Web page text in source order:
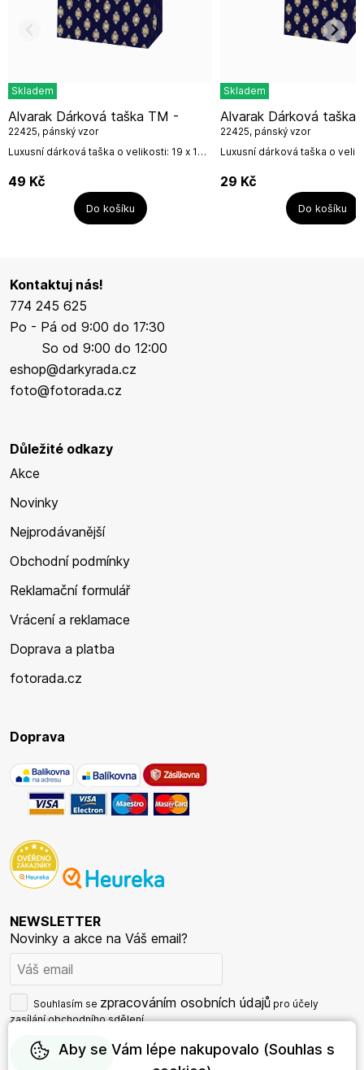
Skladem
Luxusní dárková taška o velikosti: 19 x 10,2
výrobce: ALVARAK GROUP, a.s.Adresa
Alvarak Dárková taška TM -
22425, pánský vzor
49 Kč
Do košíku
Skladem
Luxusní dárková taška o
výrobce: ALVARAK GROUP,
Alvarak Dárková taška TP -
22425, pánský vzor
29 Kč
Do košíku
Kontaktuj nás!
774 245 625
Po - Pá od 9:00 do 17:30
So od 9:00 do 12:00
eshop@darkyrada.cz
foto@fotorada.cz
Důležité odkazy
Akce
Novinky
Nejprodávanější
Obchodní podmínky
Reklamační formulář
Vrácení a reklamace
Doprava a platba
fotorada.cz
Doprava
NEWSLETTER
Novinky a akce na Váš email?
Souhlasím se zpracováním osobních údajů pro účely
zasílání obchodního sdělení.
Aby se Vám lépe nakupovalo (Souhlas s